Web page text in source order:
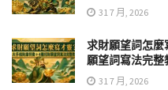
31 7 月, 2026
求財願望詞怎麼
願望詞寫法完整
31 7 月, 2026